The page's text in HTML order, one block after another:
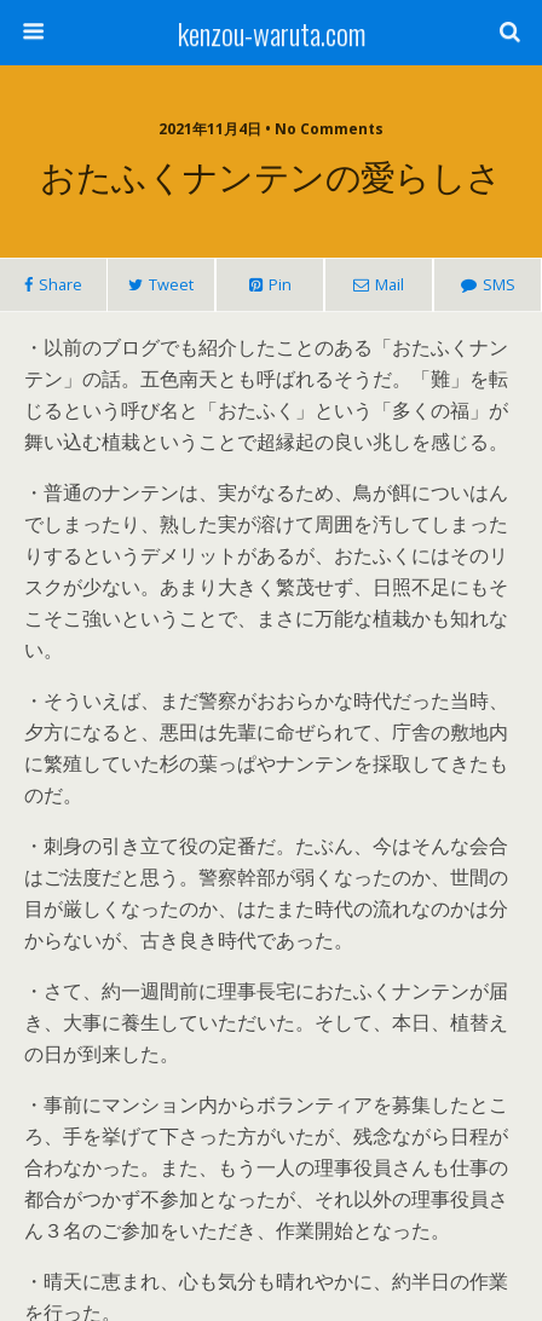
kenzou-waruta.com
2021年11月4日 • No Comments
おたふくナンテンの愛らしさ
Share Tweet Pin Mail SMS
・以前のブログでも紹介したことのある「おたふくナン
テン」の話。五色南天とも呼ばれるそうだ。「難」を転
じるという呼び名と「おたふく」という「多くの福」が
舞い込む植栽ということで超縁起の良い兆しを感じる。
・普通のナンテンは、実がなるため、鳥が餌についはん
でしまったり、熟した実が溶けて周囲を汚してしまった
りするというデメリットがあるが、おたふくにはそのリ
スクが少ない。あまり大きく繁茂せず、日照不足にもそ
こそこ強いということで、まさに万能な植栽かも知れな
い。
・そういえば、まだ警察がおおらかな時代だった当時、
夕方になると、悪田は先輩に命ぜられて、庁舎の敷地内
に繁殖していた杉の葉っぱやナンテンを採取してきたも
のだ。
・刺身の引き立て役の定番だ。たぶん、今はそんな会合
はご法度だと思う。警察幹部が弱くなったのか、世間の
目が厳しくなったのか、はたまた時代の流れなのかは分
からないが、古き良き時代であった。
・さて、約一週間前に理事長宅におたふくナンテンが届
き、大事に養生していただいた。そして、本日、植替え
の日が到来した。
・事前にマンション内からボランティアを募集したとこ
ろ、手を挙げて下さった方がいたが、残念ながら日程が
合わなかった。また、もう一人の理事役員さんも仕事の
都合がつかず不参加となったが、それ以外の理事役員さ
ん３名のご参加をいただき、作業開始となった。
・晴天に恵まれ、心も気分も晴れやかに、約半日の作業
を行った。